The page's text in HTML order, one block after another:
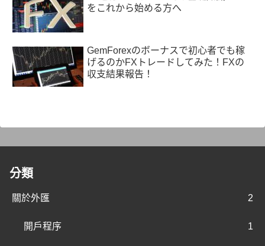
をこれから始める方へ
GemForexのボーナスで初心者でも稼
げるのかFXトレードしてみた！FXの
収支結果報告！
分類
關於外匯 2
開戶程序 1